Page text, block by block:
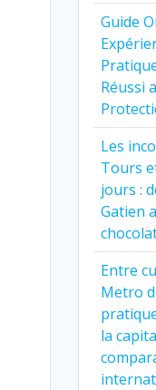
Guide
Réussi
Les
Tours
jours :
Gatien
Entre
Metro
la